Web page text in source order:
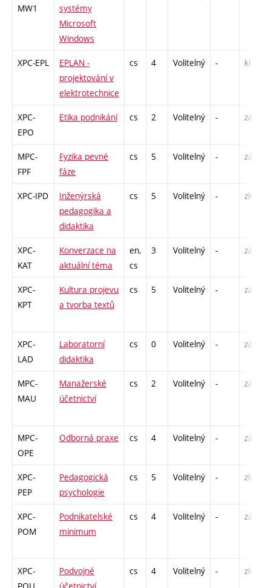
MW1
systémy
Microsoft
Windows
XPC-EPL
EPLAN -
projektování v
elektrotechnice
cs 4 Volitelný - kl
XPC-
EPO
Etika podnikání cs 2 Volitelný - zá
MPC-
FPF
Fyzika pevné
fáze
cs 5 Volitelný - zá,zk
XPC-IPD
Inženýrská
pedagogika a
didaktika
cs 5 Volitelný - zk
XPC-
KAT
Konverzace na
aktuální téma
en,
cs
3 Volitelný - zá,zk
XPC-
KPT
Kultura projevu
a tvorba textů
cs 5 Volitelný - zá
XPC-
LAD
Laboratorní
didaktika
cs 0 Volitelný - zá
MPC-
MAU
Manažerské
účetnictví
cs 2 Volitelný - zá
MPC-
OPE
Odborná praxe cs 4 Volitelný - zá
XPC-
PEP
Pedagogická
psychologie
cs 5 Volitelný - zk
XPC-
POM
Podnikatelské
minimum
cs 4 Volitelný - zá
XPC-
Podvojné
cs 4 Volitelný - zk